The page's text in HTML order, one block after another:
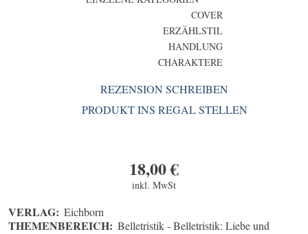
COVER
ERZÄHLSTIL
HANDLUNG
CHARAKTERE
REZENSION SCHREIBEN
PRODUKT INS REGAL STELLEN
18,00€
inkl. MwSt
VERLAG: Eichborn
THEMENBEREICH: Belletristik - Belletristik: Liebe und